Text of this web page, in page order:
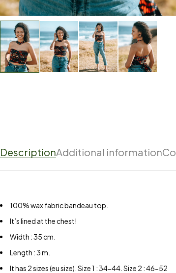
DescriptionAdditional information
100% wax fabric bandeau top.
It’s lined at the chest!
Width : 35 cm.
Length : 3 m.
It has 2 sizes (eu size). Size 1 : 34-44. Size 2 : 46-52